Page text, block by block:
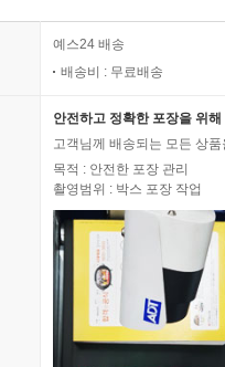
예스24 배송
배송비 : 무료배송
안전하고 정확한 포장을 위
고객님께 배송되는 모든 상
목적 : 안전한 포장 관리
촬영범위 : 박스 포장 작업